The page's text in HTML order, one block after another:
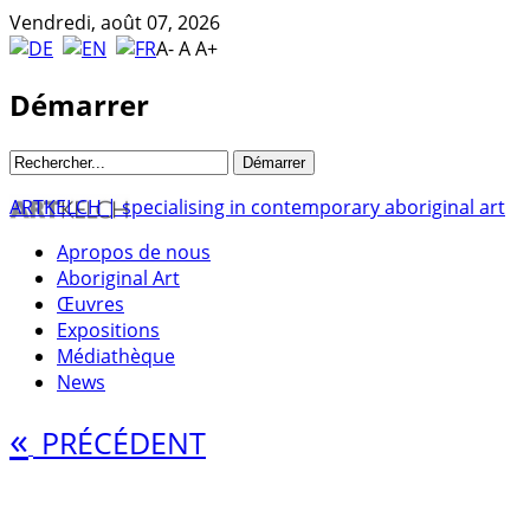
Vendredi, août 07, 2026
A-AA+
Démarrer
ARTKELCH | specialising in contemporary aboriginal art
Apropos de nous
Aboriginal Art
Œuvres
Expositions
Médiathèque
News
« PRÉCÉDENT